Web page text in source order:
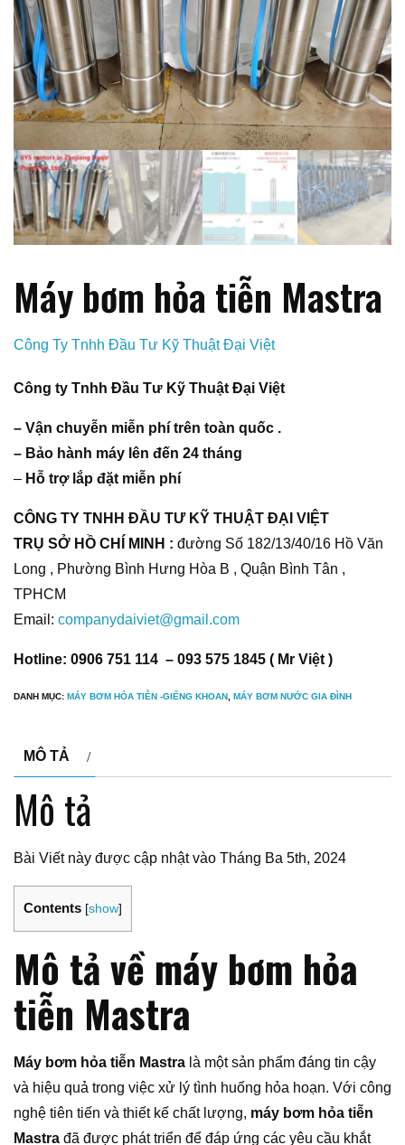
Máy bơm hỏa tiễn Mastra
Công Ty Tnhh Đầu Tư Kỹ Thuật Đại Việt
Công ty Tnhh Đầu Tư Kỹ Thuật Đại Việt
– Vận chuyễn miễn phí trên toàn quốc .
– Bảo hành máy lên đến 24 tháng
– Hỗ trợ lắp đặt miễn phí
CÔNG TY TNHH ĐẦU TƯ KỸ THUẬT ĐẠI VIỆT
TRỤ SỞ HỒ CHÍ MINH : đường Số 182/13/40/16 Hồ Văn
Long , Phường Bình Hưng Hòa B , Quận Bình Tân ,
TPHCM
Email: companydaiviet@gmail.com
Hotline: 0906 751 114 – 093 575 1845 ( Mr Việt )
DANH MỤC: MÁY BƠM HỎA TIỄN -GIẾNG KHOAN MÁY BƠM NƯỚC GIA ĐÌNH
MÔ TẢ
Mô tả
Bài Viết này được cập nhật vào Tháng Ba 5th, 2024
Contents [show]
Mô tả về máy bơm hỏa
tiễn Mastra
Máy bơm hỏa tiễn Mastra là một sản phẩm đáng tin cậy
và hiệu quả trong việc xử lý tình huống hỏa hoạn. Với công
nghệ tiên tiến và thiết kế chất lượng, máy bơm hỏa tiễn
Mastra đã được phát triển để đáp ứng các yêu cầu khắt